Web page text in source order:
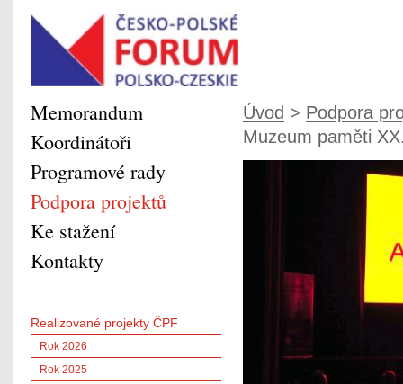
Úvod > Podpora
Muzeum paměti
Memorandum
Koordinátoři
Programové rady
Podpora projektů
Ke stažení
Kontakty
Realizované projekty ČPF
Rok 2026
Rok 2025